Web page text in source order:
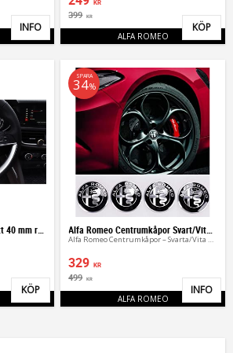
Lägg till i favoriter
INFO
KR
399 KR
ALFA ROMEO
KÖP
Lägg till i favoriter
KÖP
329 KR
499 KR
SPARA
34%
ALFA ROMEO
INFO